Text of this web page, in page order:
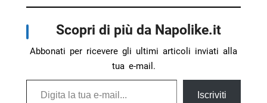
Scopri di più da Napolike.it
Abbonati per ricevere gli ultimi articoli inviati alla
tua e-mail.
Digita la tua e-mail...
Iscriviti